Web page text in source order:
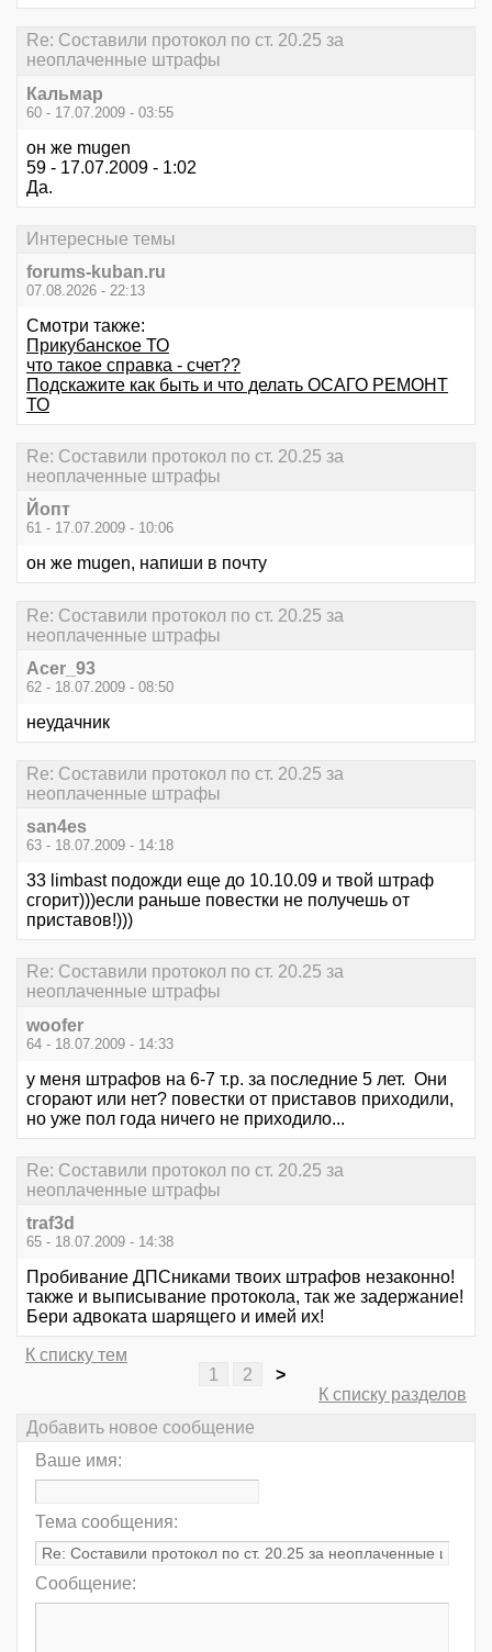
Re: Составили протокол по ст. 20.25 за
неоплаченные штрафы
Кальмар
60 - 17.07.2009 - 03:55
он же mugen
59 - 17.07.2009 - 1:02
Да.
Интересные темы
forums-kuban.ru
07.08.2026 - 22:13
Смотри также:
Прикубанское ТО
что такое справка - счет??
Подскажите как быть и что делать ОСАГО РЕМОНТ
ТО
Re: Составили протокол по ст. 20.25 за
неоплаченные штрафы
Йопт
61 - 17.07.2009 - 10:06
он же mugen, напиши в почту
Re: Составили протокол по ст. 20.25 за
неоплаченные штрафы
Acer_93
62 - 18.07.2009 - 08:50
неудачник
Re: Составили протокол по ст. 20.25 за
неоплаченные штрафы
san4es
63 - 18.07.2009 - 14:18
33 limbast подожди еще до 10.10.09 и твой штраф
сгорит)))если раньше повестки не получешь от
приставов!)))
Re: Составили протокол по ст. 20.25 за
неоплаченные штрафы
woofer
64 - 18.07.2009 - 14:33
у меня штрафов на 6-7 т.р. за последние 5 лет. Они
сгорают или нет? повестки от приставов приходили,
но уже пол года ничего не приходило...
Re: Составили протокол по ст. 20.25 за
неоплаченные штрафы
traf3d
65 - 18.07.2009 - 14:38
Пробивание ДПСниками твоих штрафов незаконно!
также и выписывание протокола, так же задержание!
Бери адвоката шарящего и имей их!
К списку тем
1
2
>
К списку разделов
Добавить новое сообщение
Ваше имя:
Тема сообщения:
Сообщение: